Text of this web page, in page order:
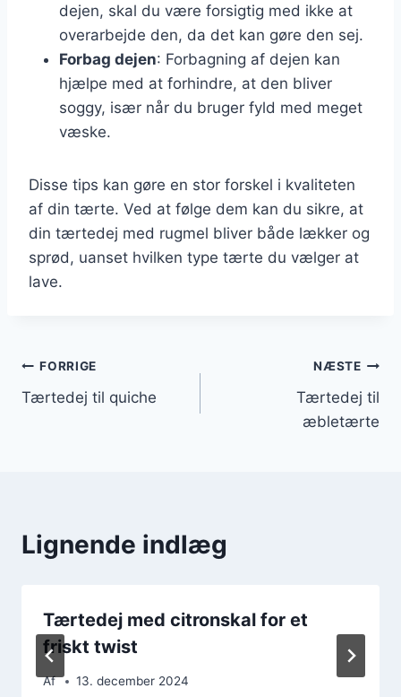
dejen, skal du være forsigtig med ikke at
overarbejde den, da det kan gøre den sej.
Forbag dejen: Forbagning af dejen kan
hjælpe med at forhindre, at den bliver
soggy, især når du bruger fyld med meget
væske.
Disse tips kan gøre en stor forskel i kvaliteten
af din tærte. Ved at følge dem kan du sikre, at
din tærtedej med rugmel bliver både lækker og
sprød, uanset hvilken type tærte du vælger at
lave.
Indlægsnavigation
FORRIGE
Tærtedej til quiche
NÆSTE
Tærtedej til
æbletærte
Lignende indlæg
Tærtedej med citronskal for et
friskt twist
Af 13. december 2024